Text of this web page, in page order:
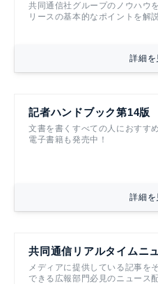
共同通信社グループのノウハウ
リースの基本的なポイントを解
詳細を
記者ハンドブック第14版
文書を書くすべての人におすす
電子書籍も発売中！
詳細を
共同通信リアルタイムニ
メディアに提供している記事を
できる広報部門必見のニュース